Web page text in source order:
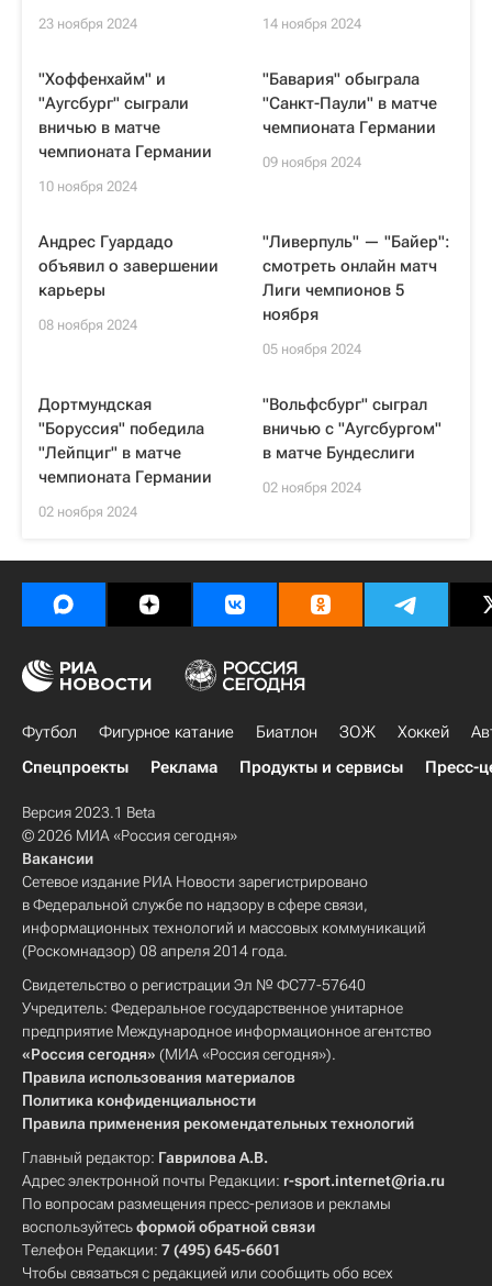
23 ноября 2024 14 ноября 2024
"Хоффенхайм" и
"Аугсбург" сыграли
вничью в матче
чемпионата Германии
10 ноября 2024
"Бавария" обыграла
"Санкт-Паули" в матче
чемпионата Германии
09 ноября 2024
Андрес Гуардадо
объявил о завершении
карьеры
08 ноября 2024
"Ливерпуль" — "Байер":
смотреть онлайн матч
Лиги чемпионов 5
ноября
05 ноября 2024
Дортмундская
"Боруссия" победила
"Лейпциг" в матче
чемпионата Германии
02 ноября 2024
"Вольфсбург" сыграл
вничью с "Аугсбургом"
в матче Бундеслиги
02 ноября 2024
Футбол Фигурное катание Биатлон ЗОЖ Хоккей
Спецпроекты
Реклама Продукты и сервисы Пресс-
Версия 2023.1 Beta
© 2026 МИА «Россия сегодня»
Вакансии
Сетевое издание РИА Новости зарегистрировано
в Федеральной службе по надзору в сфере связи,
информационных технологий и массовых коммуникаций
(Роскомнадзор) 08 апреля 2014 года.
Свидетельство о регистрации Эл № ФС77-57640
Учредитель: Федеральное государственное унитарное
предприятие Международное информационное агентство
«Россия сегодня» (МИА «Россия сегодня»).
Правила использования материалов
Политика конфиденциальности
Правила применения рекомендательных технологий
Главный редактор: Гаврилова А.В.
Адрес электронной почты Редакции: r-sport.internet@ria.ru
По вопросам размещения пресс-релизов и рекламы
воспользуйтесьформой обратной связи
Телефон Редакции: 7 (495) 645-6601
Чтобы связаться с редакцией или сообщить обо всех